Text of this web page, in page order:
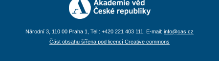
Národní 3, 110 00 Praha 1, Tel.: +420 221 403 111, E-mail: info@cas.cz
Část obsahu šířena pod licencí Creative commons